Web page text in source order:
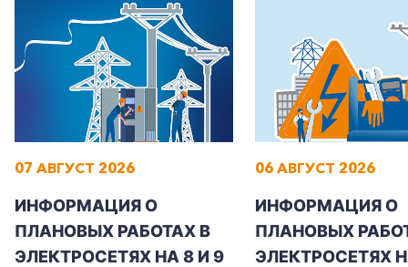
+7-800-700-24-57
Частным клиентам
Корпоративным клиентам
07 АВГУСТ 2026
ИНФОРМАЦИЯ О
ПЛАНОВЫХ РАБОТАХ В
ЭЛЕКТРОСЕТЯХ НА 8 И 9
06 АВГУСТ 2026
ИНФОРМАЦИЯ О
ПЛАНОВЫХ
ЭЛЕКТРОСЕТЯХ